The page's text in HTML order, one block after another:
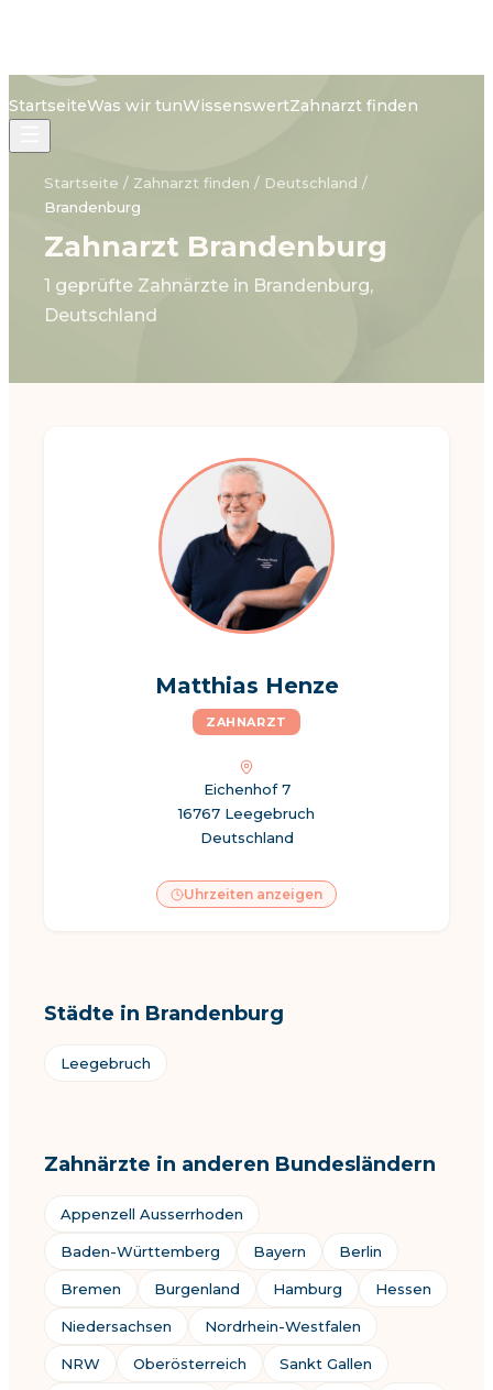
StartseiteWas wir tunWissenswertZahnarzt finden
Startseite / Zahnarzt finden / Deutschland /
Brandenburg
Zahnarzt Brandenburg
1 geprüfte Zahnärzte in Brandenburg,
Deutschland
Matthias Henze
ZAHNARZT
Eichenhof 7
16767 Leegebruch
Deutschland
Uhrzeiten anzeigen
Städte in Brandenburg
Leegebruch
Zahnärzte in anderen Bundesländern
Appenzell Ausserrhoden
Baden-Württemberg Bayern Berlin
Bremen Burgenland Hamburg Hessen
Niedersachsen Nordrhein-Westfalen
NRW Oberösterreich Sankt Gallen